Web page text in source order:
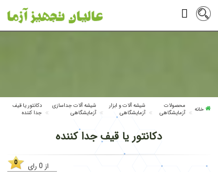
خانه
محصولات
آزمایشگاهی
شیشه آلات و ابزار
آزمایشگاهی
شیشه آلات جداسازی
آزمایشگاهی
دکانتور یا قیف
جدا کننده
دکانتور یا قیف جدا کننده
از 0 رای 0